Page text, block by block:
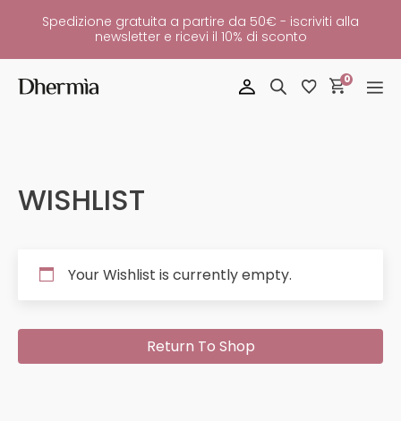
Spedizione gratuita a partire da 50€ - iscriviti alla
newsletter e ricevi il 10% di sconto
0
WISHLIST
Your Wishlist is currently empty.
Return To Shop